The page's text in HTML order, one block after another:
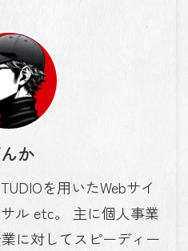
か
を用いたWebサイ
ル etc。 主に個人事業
に対してスピーディー